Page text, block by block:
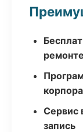
ремонте
Сервис
запись